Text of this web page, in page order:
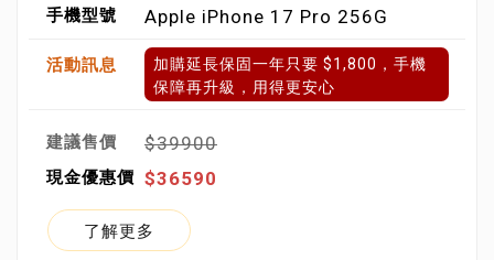
Apple iPhone 17 Pro 256G
加購延長保固一年只要 $1,800，手機
保障再升級，用得更安心
$39900
$36590
了解更多